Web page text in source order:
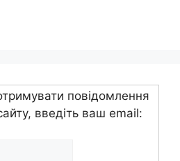
повідомлення
введіть ваш email: